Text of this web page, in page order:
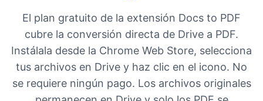
El plan gratuito de la extensión Docs to PDF
cubre la conversión directa de Drive a PDF.
Instálala desde la Chrome Web Store, selecciona
tus archivos en Drive y haz clic en el icono. No
se requiere ningún pago. Los archivos originales